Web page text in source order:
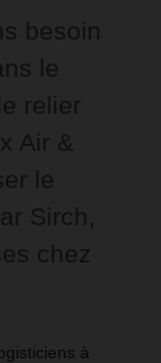
besoin
le
relier
Air &
le
Sirch,
chez
à